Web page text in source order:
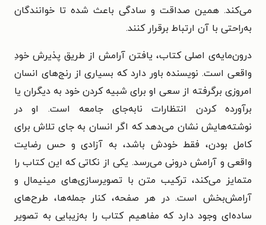
می‌کند. همین صداقت و سادگی باعث شده تا خوانندگان
به‌راحتی با آن ارتباط برقرار کنند.
درون‌مایه‌ی اصلی کتاب، یافتن آرامش از طریق پذیرش خودِ
واقعی است. نویسنده باور دارد که بسیاری از رنج‌های انسان
امروزی برگرفته از سعی او برای شبیه کردن خود به دیگران یا
برآورده کردن انتظارات نابه‌جای جامعه است. او در
نوشته‌هایش نشان می‌دهد که اگر انسان به جای تلاش برای
کامل بودن، فقط خودش باشد، به آزادی و حس رضایت
واقعی و آرامش درونی می‌رسد. یکی از نکاتی که این کتاب را
متمایز می‌کند، ترکیب متن با تصویرسازی‌های مینیمال و
آرامش‌بخش است. در هر صفحه، کنار جمله‌ها، طرح‌های
ساده‌ای وجود دارد که مفاهیم کتاب را به‌زیبایی به تصویر